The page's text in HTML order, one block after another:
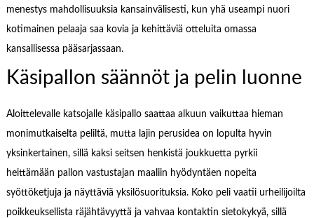
menestys mahdollisuuksia kansainvälisesti, kun yhä useampi nuori
kotimainen pelaaja saa kovia ja kehittäviä otteluita omassa
kansallisessa pääsarjassaan.
Käsipallon säännöt ja pelin luonne
Aloittelevalle katsojalle käsipallo saattaa alkuun vaikuttaa hieman
monimutkaiselta peliltä, mutta lajin perusidea on lopulta hyvin
yksinkertainen, sillä kaksi seitsen henkistä joukkuetta pyrkii
heittämään pallon vastustajan maaliin hyödyntäen nopeita
syöttöketjuja ja näyttäviä yksilösuorituksia. Koko peli vaatii urheilijoilta
poikkeuksellista räjähtävyyttä ja vahvaa kontaktin sietokykyä, sillä